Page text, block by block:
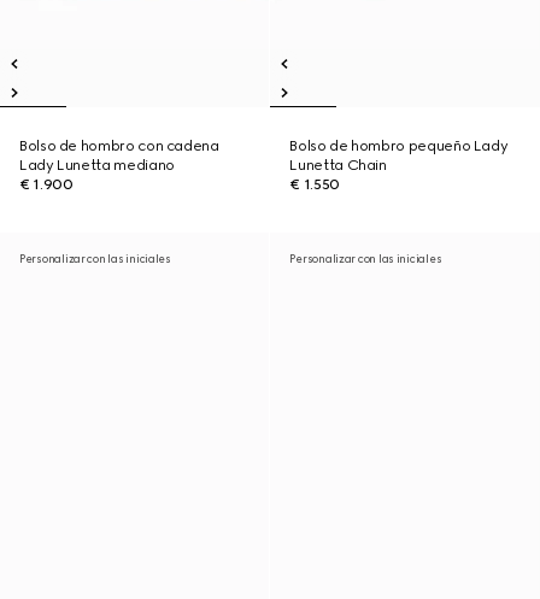
Bolso de hombro con cadena
Lady Lunetta mediano
€ 1.900
Bolso de hombro pequeño Lady
Lunetta Chain
€ 1.550
Personalizar con las iniciales Personalizar con las iniciales